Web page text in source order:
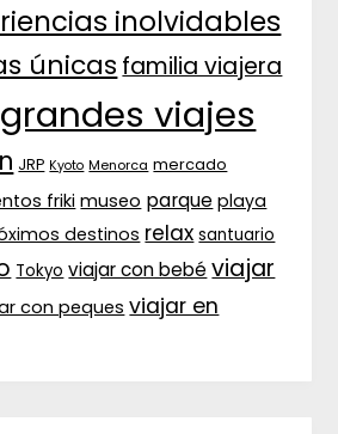
inolvidables
únicas familia viajera
grandes viajes
JRP Kyoto Menorca mercado
friki museo parque playa
destinos relax santuario
Tokyo viajar con bebé viajar
con peques viajar en